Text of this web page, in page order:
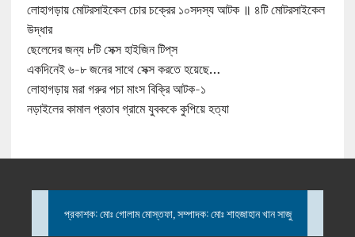
লোহাগড়ায় মোটরসাইকেল চোর চক্রের ১০সদস্য আটক ॥ ৪টি মোটরসাইকেল
উদ্ধার
ছেলেদের জন্য ৮টি সেক্স হাইজিন টিপ্‌স
একদিনেই ৬-৮ জনের সাথে সেক্স করতে হয়েছে…
লোহাগড়ায় মরা গরুর পচা মাংস বিক্রি আটক-১
নড়াইলের কামাল প্রতাব গ্রামে যুবককে কুপিয়ে হত্যা
প্রকাশক: মোঃ গোলাম মোস্তফা, সম্পাদক: মোঃ শাহজাহান খান সাজু